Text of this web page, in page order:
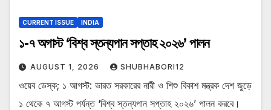
CURRENT ISSUE INDIA
১-৭ অগাস্ট ‘বিশ্ব স্তন্যপান সপ্তাহ ২০২৬’ পালন
AUGUST 1, 2026 SHUBHABORI12
ওয়েব ডেস্ক; ১ আগস্ট: ভারত সরকারের নারী ও শিশু বিকাশ মন্ত্রক দেশ জুড়ে
১ থেকে ৭ আগস্ট পর্যন্ত ‘বিশ্ব স্তন্যপান সপ্তাহ ২০২৬’ পালন করবে।